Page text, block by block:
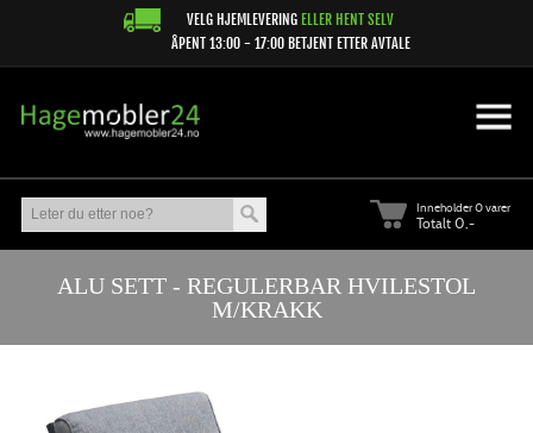
VELG HJEMLEVERING ELLER HENT SELV
ÅPENT 13:00 - 17:00 BETJENT ETTER AVTALE
Inneholder0 varer
Totalt 0,-
ALU SETT - REGULERBAR HVILESTOL
M/KRAKK